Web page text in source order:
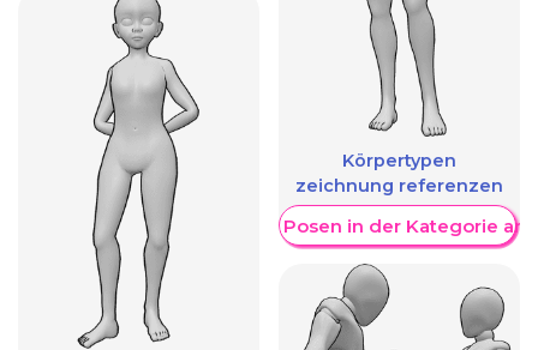
Körpertypen
zeichnung referenzen
Weitere Posen in der Kategorie